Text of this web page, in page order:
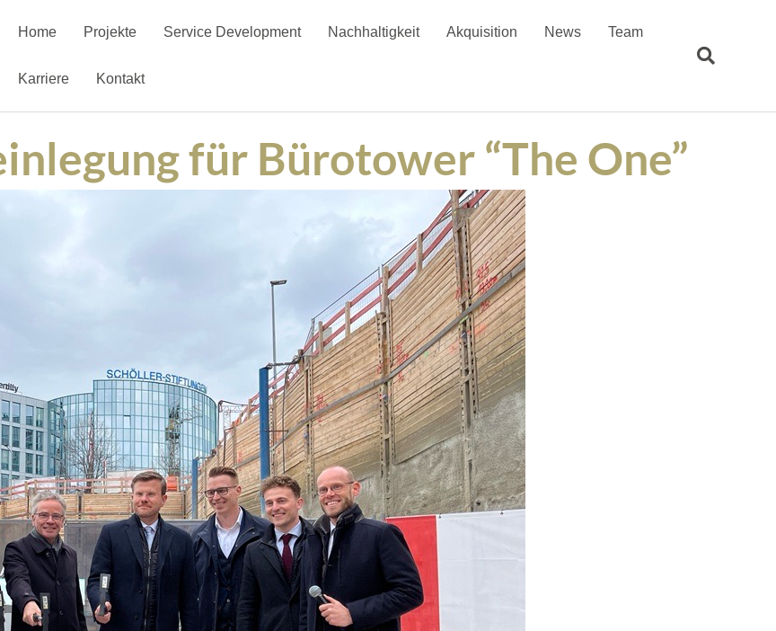
Home Projekte Service Development Nachhaltigkeit Akquisition News Team
Karriere Kontakt
für Bürotower “The One”